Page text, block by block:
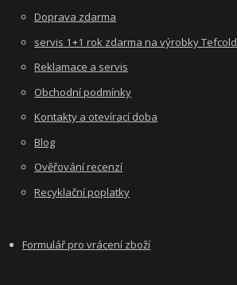
Doprava zdarma
servis 1+1 rok zdarma na výrobky Tefcold
Reklamace a servis
Obchodní podmínky
Kontakty a otevírací doba
Blog
Ověřování recenzí
Recyklační poplatky
Formulář pro vrácení zboží